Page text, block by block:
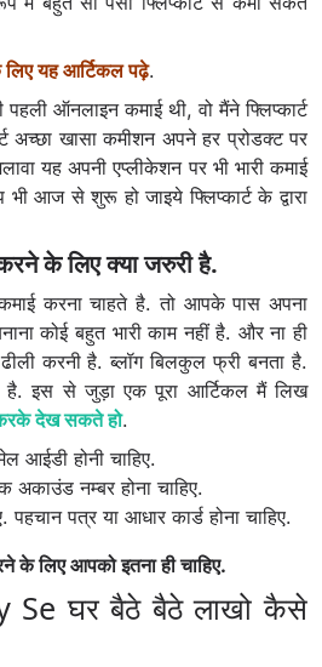
यह आर्टिकल पढ़े.
पहली ऑनलाइन कमाई थी, वो मैंने फ्लिप्कार्ट
अच्छा खासा कमीशन अपने हर प्रोडक्ट पर
यह अपनी एप्लीकेशन पर भी भारी कमाई
आज से शुरू हो जाइये फ्लिप्कार्ट के द्वारा
करने के लिए क्या जरुरी है.
कमाई करना चाहते है. तो आपके पास अपना
कोई बहुत भारी काम नहीं है. और ना ही
करनी है. ब्लॉग बिलकुल फ्री बनता है.
है. इस से जुड़ा एक पूरा आर्टिकल मैं लिख
देख सकते हो.
आईडी होनी चाहिए.
नम्बर होना चाहिए.
पहचान पत्र या आधार कार्ड होना चाहिए.
के लिए आपको इतना ही चाहिए.
Se घर बैठे बैठे लाखो कैसे